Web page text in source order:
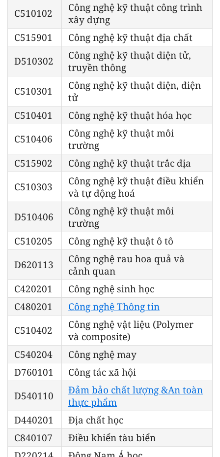
C510102
Công nghệ kỹ thuật công trình
xây dựng
C515901
Công nghệ kỹ thuật địa chất
D510302
Công nghệ kỹ thuật điện tử,
truyền thông
C510301
Công nghệ kỹ thuật điện, điện
tử
C510401
Công nghệ kỹ thuật hóa học
C510406
Công nghệ kỹ thuật môi
trường
C515902
Công nghệ kỹ thuật trắc địa
C510303
Công nghệ kỹ thuật điều khiển
và tự động hoá
D510406
Công nghệ kỹ thuật môi
trường
C510205
Công nghệ kỹ thuật ô tô
D620113
Công nghệ rau hoa quả và
cảnh quan
C420201
Công nghệ sinh học
C480201
Công nghệ Thông tin
C510402
Công nghệ vật liệu (Polymer
và composite)
C540204
Công nghệ may
D760101
Công tác xã hội
D540110
Đảm bảo chất lượng &An toàn
thực phẩm
D440201
Địa chất học
C840107
Điều khiển tàu biển